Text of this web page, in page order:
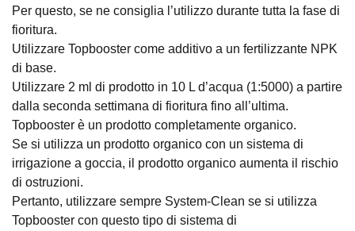
Per questo, se ne consiglia l’utilizzo durante tutta la fase di
fioritura.
Utilizzare Topbooster come additivo a un fertilizzante NPK
di base.
Utilizzare 2 ml di prodotto in 10 L d’acqua (1:5000) a partire
dalla seconda settimana di fioritura fino all’ultima.
Topbooster è un prodotto completamente organico.
Se si utilizza un prodotto organico con un sistema di
irrigazione a goccia, il prodotto organico aumenta il rischio
di ostruzioni.
Pertanto, utilizzare sempre System-Clean se si utilizza
Topbooster con questo tipo di sistema di